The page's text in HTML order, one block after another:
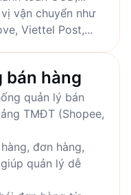
vận chuyển như
Viettel Post,...
bán hàng
quản lý bán
TMĐT (Shopee,
đơn hàng,
quản lý dễ